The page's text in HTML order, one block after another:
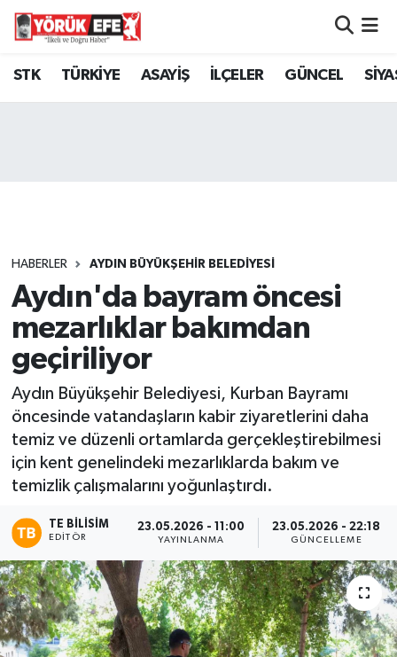
STK TÜRKİYE ASAYİŞ İLÇELER GÜNCEL
HABERLER AYDIN BÜYÜKŞEHİR BELEDİYESİ
Aydın'da bayram öncesi
mezarlıklar bakımdan
geçiriliyor
Aydın Büyükşehir Belediyesi, Kurban Bayramı
öncesinde vatandaşların kabir ziyaretlerini daha
temiz ve düzenli ortamlarda gerçekleştirebilmesi
için kent genelindeki mezarlıklarda bakım ve
temizlik çalışmalarını yoğunlaştırdı.
TE BILISIM
EDITÖR
23.05.2026 - 11:00
YAYINLANMA
23.05.2026 - 22:18
GÜNCELLEME
Aydın Nöbetçi Eczaneler
Tüm Manşetler
Son Dakika Haberleri
Haber Arşivi